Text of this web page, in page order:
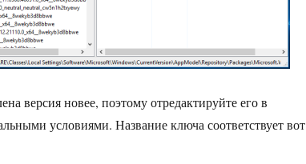
версия новее, поэтому отредактируйте его в
условиями. Название ключа соответствует вот